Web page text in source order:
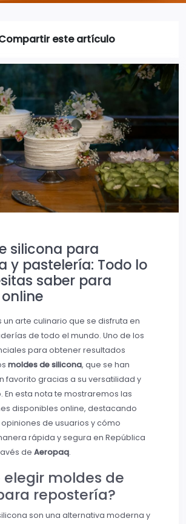
este artículo
silicona para
y pastelería: Todo lo
saber para
un arte culinario que se disfruta en
de todo el mundo. Uno de los
para obtener resultados
moldes de silicona, que se han
favorito gracias a su versatilidad y
En esta nota te mostraremos las
disponibles online, destacando
de usuarios y cómo
rápida y segura en República
de Aeropaq.
elegir moldes de
repostería?
son una alternativa moderna y